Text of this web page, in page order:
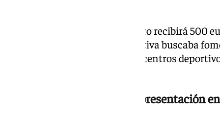
Como premio, el establecimiento recibirá 500
de material deportivo. La iniciativa buscaba
y reforzar la implicación de los centros
Los cinco boxes con más representación